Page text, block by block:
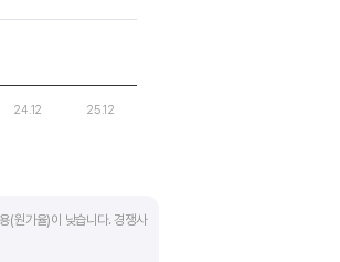
24.12 25.12
(원가율)이 낮습니다. 경쟁사